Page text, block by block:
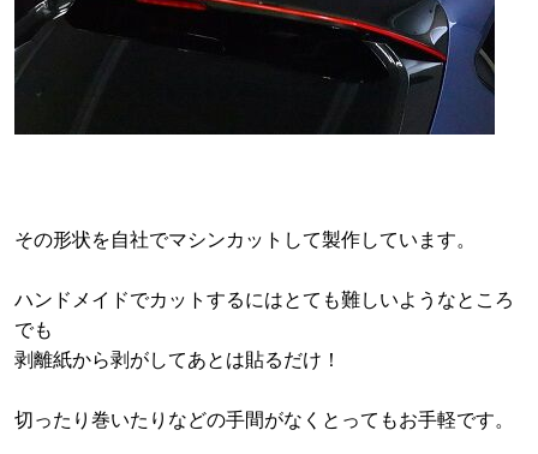
その形状を自社でマシンカットして製作しています。
ハンドメイドでカットするにはとても難しいようなところ
でも
剥離紙から剥がしてあとは貼るだけ！
切ったり巻いたりなどの手間がなくとってもお手軽です。